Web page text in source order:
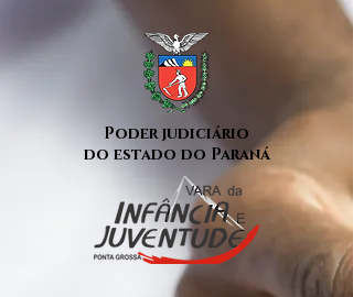
Poder judiciário
do estado do Paraná